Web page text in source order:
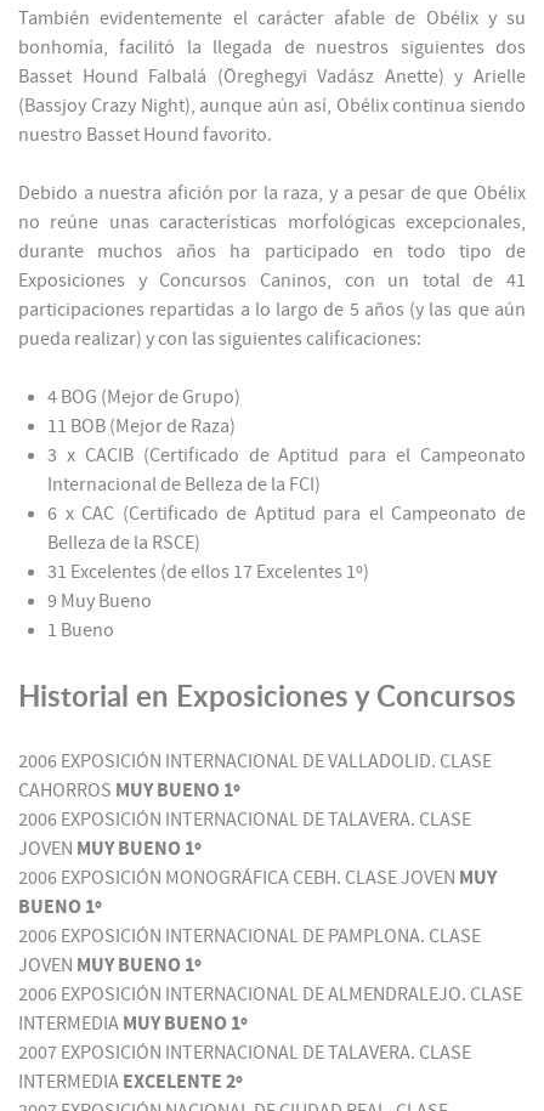
También evidentemente el carácter afable de Obélix y su
bonhomía, facilitó la llegada de nuestros siguientes dos
Basset Hound Falbalá (Öreghegyi Vadász Anette) y Arielle
(Bassjoy Crazy Night), aunque aún así, Obélix continua siendo
nuestro Basset Hound favorito.
Debido a nuestra afición por la raza, y a pesar de que Obélix
no reúne unas características morfológicas excepcionales,
durante muchos años ha participado en todo tipo de
Exposiciones y Concursos Caninos, con un total de 41
participaciones repartidas a lo largo de 5 años (y las que aún
pueda realizar) y con las siguientes calificaciones:
4 BOG (Mejor de Grupo)
11 BOB (Mejor de Raza)
3 x CACIB (Certificado de Aptitud para el Campeonato
Internacional de Belleza de la FCI)
6 x CAC (Certificado de Aptitud para el Campeonato de
Belleza de la RSCE)
31 Excelentes (de ellos 17 Excelentes 1º)
9 Muy Bueno
1 Bueno
Historial en Exposiciones y Concursos
2006 EXPOSICIÓN INTERNACIONAL DE VALLADOLID. CLASE
CAHORROS MUY BUENO 1º
2006 EXPOSICIÓN INTERNACIONAL DE TALAVERA. CLASE
JOVEN MUY BUENO 1º
2006 EXPOSICIÓN MONOGRÁFICA CEBH. CLASE JOVEN MUY
BUENO 1º
2006 EXPOSICIÓN INTERNACIONAL DE PAMPLONA. CLASE
JOVEN MUY BUENO 1º
2006 EXPOSICIÓN INTERNACIONAL DE ALMENDRALEJO. CLASE
INTERMEDIA MUY BUENO 1º
2007 EXPOSICIÓN INTERNACIONAL DE TALAVERA. CLASE
INTERMEDIA EXCELENTE 2º